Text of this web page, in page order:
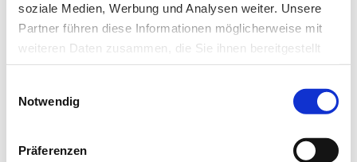
soziale Medien, Werbung und Analysen weiter. Unsere
Partner führen diese Informationen möglicherweise mit
weiteren Daten zusammen, die Sie ihnen bereitgestellt
haben oder die sie im Rahmen Ihrer Nutzung der Dienste
Notwendig
Präferenzen